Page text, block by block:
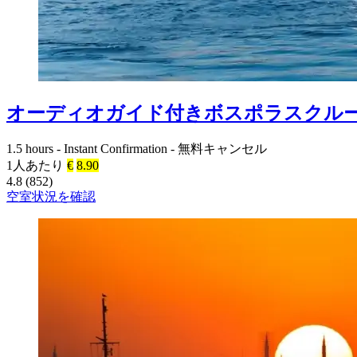
オーディオガイド付きボスポラスクル
1.5 hours - Instant Confirmation - 無料キャンセル
1人あたり € 8.90
4.8 (852)
空室状況を確認